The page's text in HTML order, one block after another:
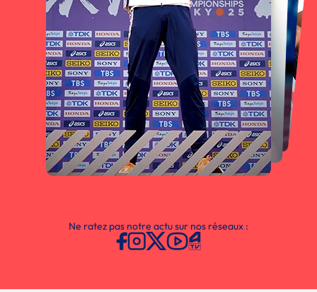
Ne ratez pas notre actu sur nos réseaux :